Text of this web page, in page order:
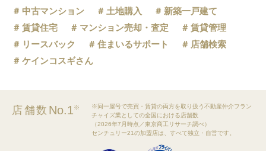
中古マンション
土地購入
新築一戸建て
賃貸住宅
マンション売却・査定
賃貸管理
リースバック
住まいるサポート
店舗検索
ケインコスギさん
店舗数 No.1※
※同一屋号で売買・賃貸の両方を取り扱う不動産仲介フラン
チャイズ業としての全国における店舗数
（2026年7月時点／東京商工リサーチ調べ）
センチュリー21の加盟店は、すべて独立・自営です。